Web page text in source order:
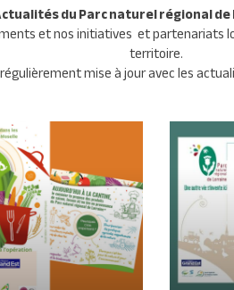
du Parc naturel régional
et nos initiatives et partenariats
territoire.
mise à jour avec les